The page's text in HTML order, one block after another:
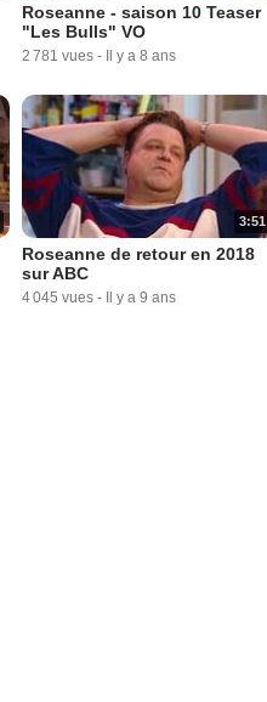
Roseanne - saison 10 Teaser
"Les Bulls" VO
2 781 vues - Il y a 8 ans
3:51
Roseanne de retour en 2018
sur ABC
4 045 vues - Il y a 9 ans